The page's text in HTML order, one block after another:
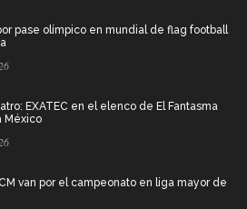
pase olímpico en mundial de flag football
EXATEC en el elenco de El Fantasma
México
van por el campeonato en liga mayor de